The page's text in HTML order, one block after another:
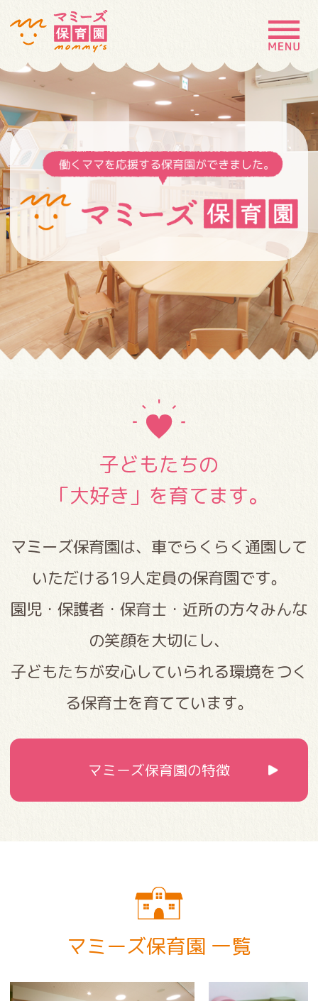
MENU
園の特徴
園について
園での生活 入園案内
採用情報 お問い合わせ
子どもたちの
「大好き」を育てます。
マミーズ保育園は、車でらくらく通園して
いただける19人定員の保育園です。
園児・保護者・保育士・近所の方々みんな
の笑顔を大切にし、
子どもたちが安心していられる環境をつく
る保育士を育てています。
マミーズ保育園の特徴
マミーズ保育園 一覧